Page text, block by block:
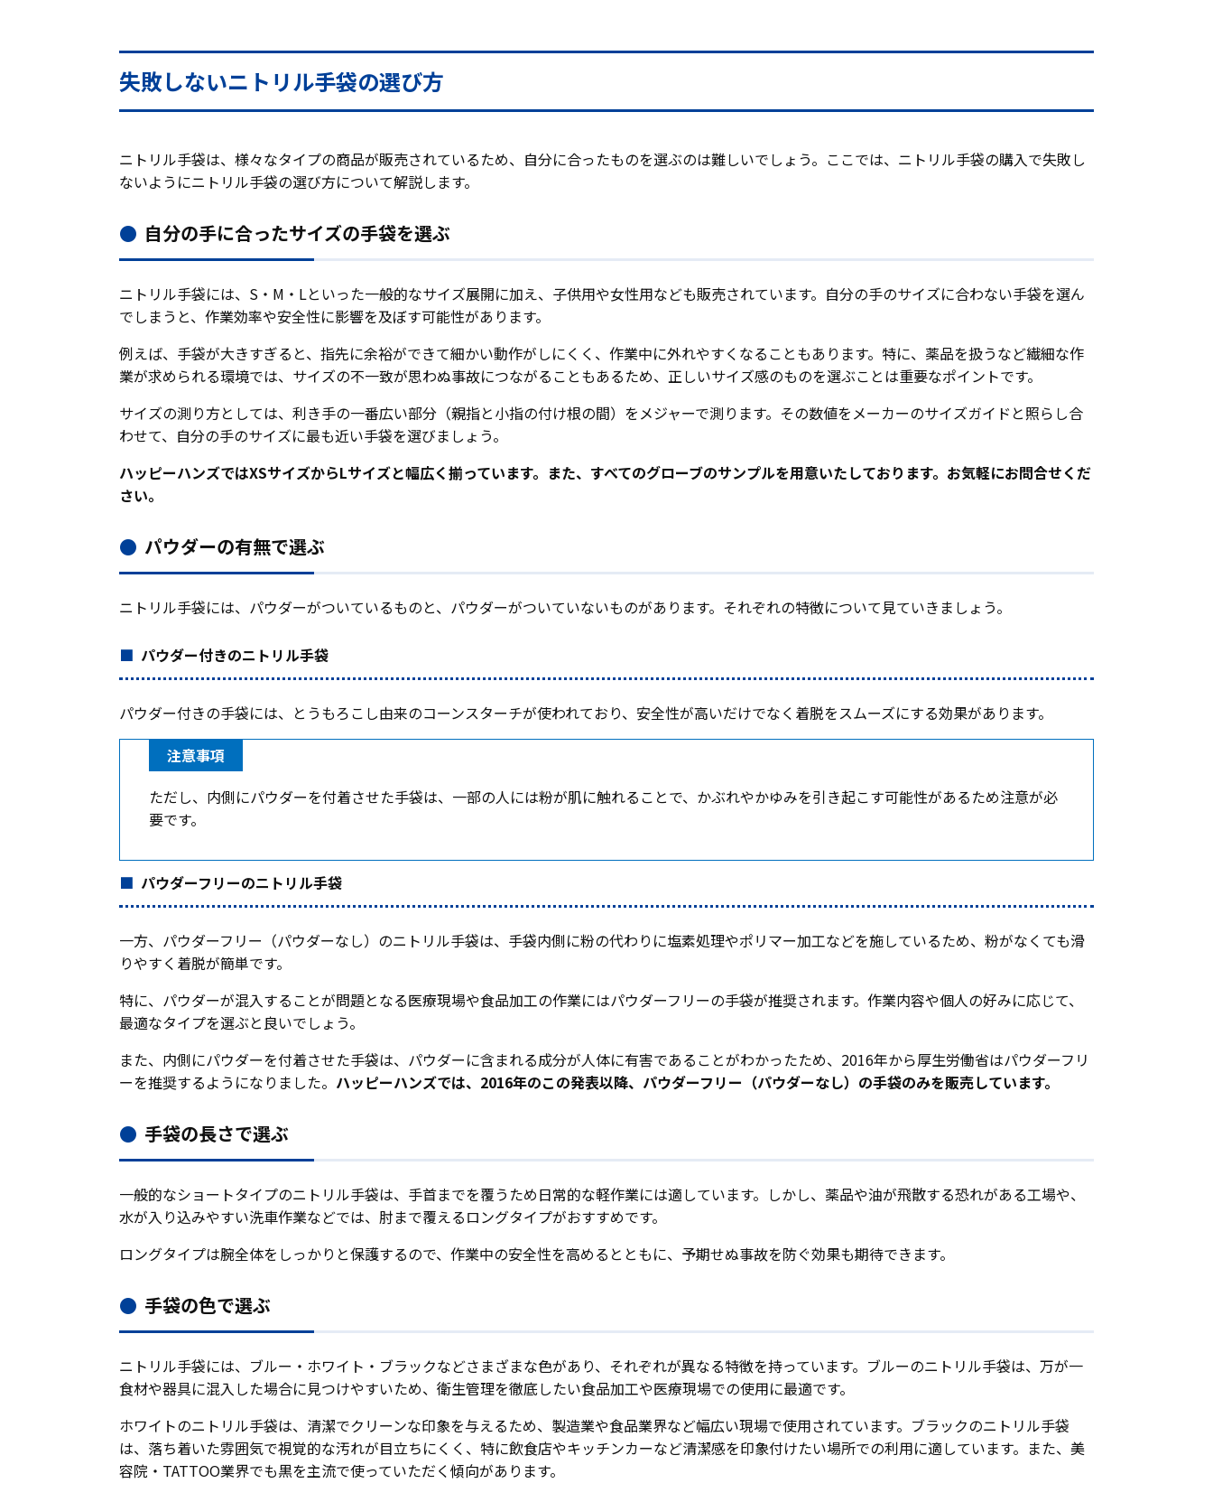
失敗しないニトリル手袋の選び方
ニトリル手袋は、様々なタイプの商品が販売されているため、自分に合ったものを選ぶのは難しいでしょう。ここでは、ニトリル手袋の購入で失敗し
ないようにニトリル手袋の選び方について解説します。
自分の手に合ったサイズの手袋を選ぶ
ニトリル手袋には、S・M・Lといった一般的なサイズ展開に加え、子供用や女性用なども販売されています。自分の手のサイズに合わない手袋を選ん
でしまうと、作業効率や安全性に影響を及ぼす可能性があります。
例えば、手袋が大きすぎると、指先に余裕ができて細かい動作がしにくく、作業中に外れやすくなることもあります。特に、薬品を扱うなど繊細な作
業が求められる環境では、サイズの不一致が思わぬ事故につながることもあるため、正しいサイズ感のものを選ぶことは重要なポイントです。
サイズの測り方としては、利き手の一番広い部分（親指と小指の付け根の間）をメジャーで測ります。その数値をメーカーのサイズガイドと照らし合
わせて、自分の手のサイズに最も近い手袋を選びましょう。
ハッピーハンズではXSサイズからLサイズと幅広く揃っています。また、すべてのグローブのサンプルを用意いたしております。お気軽にお問合せくだ
さい。
パウダーの有無で選ぶ
ニトリル手袋には、パウダーがついているものと、パウダーがついていないものがあります。それぞれの特徴について見ていきましょう。
パウダー付きのニトリル手袋
パウダー付きの手袋には、とうもろこし由来のコーンスターチが使われており、安全性が高いだけでなく着脱をスムーズにする効果があります。
注意事項
ただし、内側にパウダーを付着させた手袋は、一部の人には粉が肌に触れることで、かぶれやかゆみを引き起こす可能性があるため注意が必
要です。
パウダーフリーのニトリル手袋
一方、パウダーフリー（パウダーなし）のニトリル手袋は、手袋内側に粉の代わりに塩素処理やポリマー加工などを施しているため、粉がなくても滑
りやすく着脱が簡単です。
特に、パウダーが混入することが問題となる医療現場や食品加工の作業にはパウダーフリーの手袋が推奨されます。作業内容や個人の好みに応じて、
最適なタイプを選ぶと良いでしょう。
また、内側にパウダーを付着させた手袋は、パウダーに含まれる成分が人体に有害であることがわかったため、2016年から厚生労働省はパウダーフリ
ーを推奨するようになりました。 ハッピーハンズでは、2016年のこの発表以降、パウダーフリー（パウダーなし）の手袋のみを販売しています。
手袋の長さで選ぶ
一般的なショートタイプのニトリル手袋は、手首までを覆うため日常的な軽作業には適しています。しかし、薬品や油が飛散する恐れがある工場や、
水が入り込みやすい洗車作業などでは、肘まで覆えるロングタイプがおすすめです。
ロングタイプは腕全体をしっかりと保護するので、作業中の安全性を高めるとともに、予期せぬ事故を防ぐ効果も期待できます。
手袋の色で選ぶ
ニトリル手袋には、ブルー・ホワイト・ブラックなどさまざまな色があり、それぞれが異なる特徴を持っています。ブルーのニトリル手袋は、万が一
食材や器具に混入した場合に見つけやすいため、衛生管理を徹底したい食品加工や医療現場での使用に最適です。
ホワイトのニトリル手袋は、清潔でクリーンな印象を与えるため、製造業や食品業界など幅広い現場で使用されています。ブラックのニトリル手袋
は、落ち着いた雰囲気で視覚的な汚れが目立ちにくく、特に飲食店やキッチンカーなど清潔感を印象付けたい場所での利用に適しています。また、美
容院・TATTOO業界でも黒を主流で使っていただく傾向があります。